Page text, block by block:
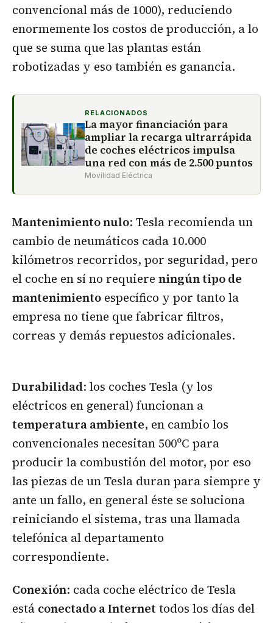
convencional más de 1000), reduciendo
enormemente los costos de producción, a lo
que se suma que las plantas están
robotizadas y eso también es ganancia.
RELACIONADOS
La mayor financiación para
ampliar la recarga ultrarrápida
de coches eléctricos impulsa
una red con más de 2.500 puntos
Movilidad Eléctrica
Mantenimiento nulo: Tesla recomienda un
cambio de neumáticos cada 10.000
kilómetros recorridos, por seguridad, pero
el coche en sí no requiere ningún tipo de
mantenimiento específico y por tanto la
empresa no tiene que fabricar filtros,
correas y demás repuestos adicionales.
Durabilidad: los coches Tesla (y los
eléctricos en general) funcionan a
temperatura ambiente, en cambio los
convencionales necesitan 500ºC para
producir la combustión del motor, por eso
las piezas de un Tesla duran para siempre y
ante un fallo, en general éste se soluciona
reiniciando el sistema, tras una llamada
telefónica al departamento
correspondiente.
Conexión: cada coche eléctrico de Tesla
está conectado a Internet todos los días del